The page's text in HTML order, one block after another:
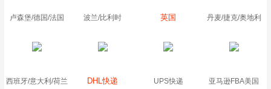
卢森堡/德国/法国 波兰/比利时 英国 丹麦/捷克/奥地利
西班牙/意大利/荷兰 DHL快递 UPS快递 亚马逊FBA美国